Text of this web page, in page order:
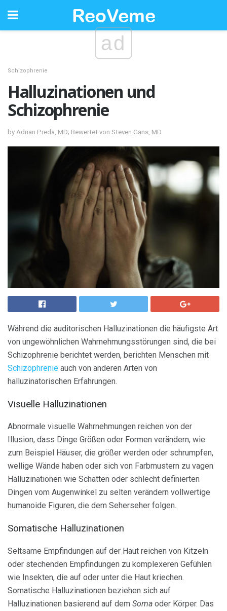
ad
Schizophrenie
Halluzinationen und
Schizophrenie
by Adrian Preda, MD; Bewertet von Steven Gans, MD
Während die auditorischen Halluzinationen die häufigste Art
von ungewöhnlichen Wahrnehmungsstörungen sind, die bei
Schizophrenie berichtet werden, berichten Menschen mit
Schizophrenie auch von anderen Arten von
halluzinatorischen Erfahrungen.
Visuelle Halluzinationen
Abnormale visuelle Wahrnehmungen reichen von der
Illusion, dass Dinge Größen oder Formen verändern, wie
zum Beispiel Häuser, die größer werden oder schrumpfen,
wellige Wände haben oder sich von Farbmustern zu vagen
Halluzinationen wie Schatten oder schlecht definierten
Dingen vom Augenwinkel zu selten verändern vollwertige
humanoide Figuren, die dem Seherseher folgen.
Somatische Halluzinationen
Seltsame Empfindungen auf der Haut reichen von Kitzeln
oder stechenden Empfindungen zu komplexeren Gefühlen
wie Insekten, die auf oder unter die Haut kriechen.
Somatische Halluzinationen beziehen sich auf
Halluzinationen basierend auf dem Soma oder Körper. Das